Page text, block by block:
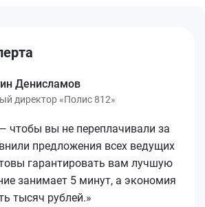
Денисламов
директор «Полис 812»
чтобы вы не переплачивали за
предложения всех ведущих
гарантировать вам лучшую
занимает 5 минут, а экономия
тысяч рублей.»